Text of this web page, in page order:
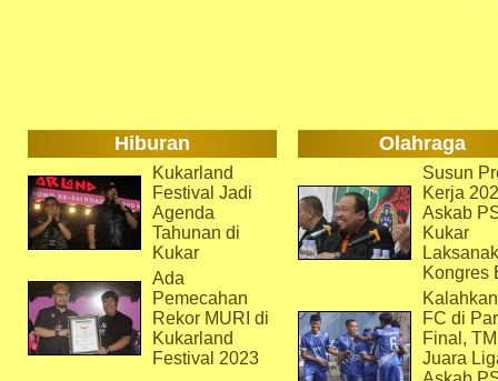
Hiburan Olahraga
Kukarland
Festival Jadi
Agenda
Tahunan di
Kukar
Ada
Pemecahan
Rekor MURI di
Kukarland
Festival 2023
Susun
Kerja
Askab
Kukar
Kongres
FC di
Final,
Juara